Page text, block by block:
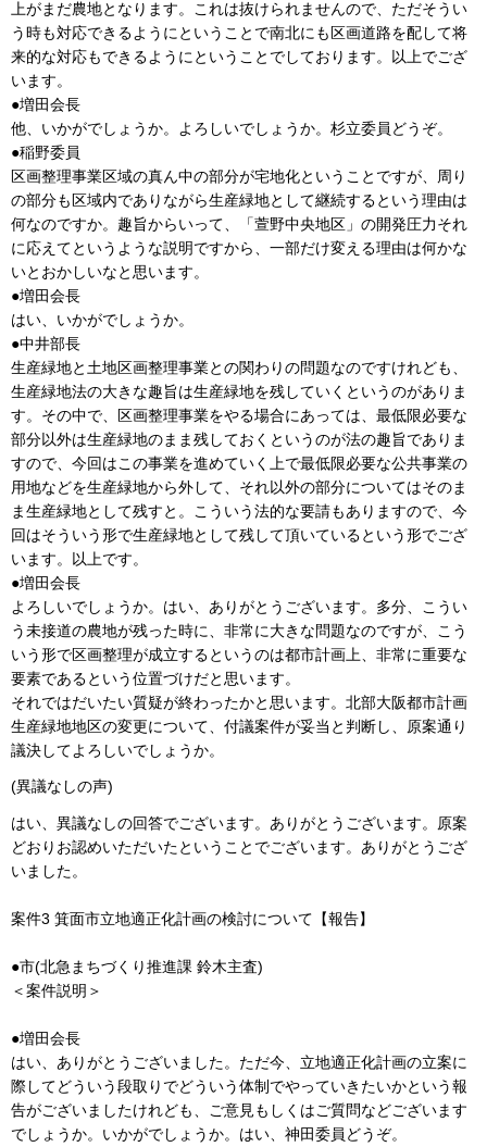
上がまだ農地となります。これは抜けられませんので、ただそうい
う時も対応できるようにということで南北にも区画道路を配して将
来的な対応もできるようにということでしております。以上でござ
います。
●増田会長
他、いかがでしょうか。よろしいでしょうか。杉立委員どうぞ。
●稲野委員
区画整理事業区域の真ん中の部分が宅地化ということですが、周り
の部分も区域内でありながら生産緑地として継続するという理由は
何なのですか。趣旨からいって、「萱野中央地区」の開発圧力それ
に応えてというような説明ですから、一部だけ変える理由は何かな
いとおかしいなと思います。
●増田会長
はい、いかがでしょうか。
●中井部長
生産緑地と土地区画整理事業との関わりの問題なのですけれども、
生産緑地法の大きな趣旨は生産緑地を残していくというのがありま
す。その中で、区画整理事業をやる場合にあっては、最低限必要な
部分以外は生産緑地のまま残しておくというのが法の趣旨でありま
すので、今回はこの事業を進めていく上で最低限必要な公共事業の
用地などを生産緑地から外して、それ以外の部分についてはそのま
ま生産緑地として残すと。こういう法的な要請もありますので、今
回はそういう形で生産緑地として残して頂いているという形でござ
います。以上です。
●増田会長
よろしいでしょうか。はい、ありがとうございます。多分、こうい
う未接道の農地が残った時に、非常に大きな問題なのですが、こう
いう形で区画整理が成立するというのは都市計画上、非常に重要な
要素であるという位置づけだと思います。
それではだいたい質疑が終わったかと思います。北部大阪都市計画
生産緑地地区の変更について、付議案件が妥当と判断し、原案通り
議決してよろしいでしょうか。
(異議なしの声)
はい、異議なしの回答でございます。ありがとうございます。原案
どおりお認めいただいたということでございます。ありがとうござ
いました。
案件3 箕面市立地適正化計画の検討について【報告】
●市(北急まちづくり推進課 鈴木主査)
＜案件説明＞
●増田会長
はい、ありがとうございました。ただ今、立地適正化計画の立案に
際してどういう段取りでどういう体制でやっていきたいかという報
告がございましたけれども、ご意見もしくはご質問などございます
でしょうか。いかがでしょうか。はい、神田委員どうぞ。